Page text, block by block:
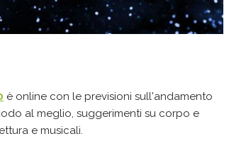
è online con le previsioni sull'andamento
al meglio, suggerimenti su corpo e
e musicali.